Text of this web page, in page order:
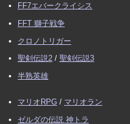
FF7エバークライシス
FFT 獅子戦争
クロノトリガー
聖剣伝説2 / 聖剣伝説3
半熟英雄
マリオRPG / マリオラン
ゼルダの伝説 神トラ